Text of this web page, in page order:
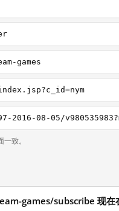
games
致。
games/subscribe 现在